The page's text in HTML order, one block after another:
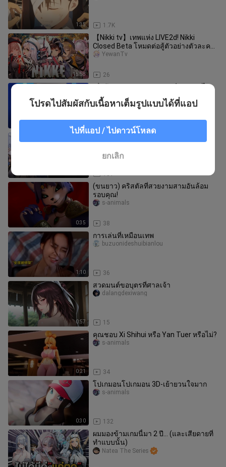
1:35 1.7K
15:58
【Nikki tv】เทพแห่ง LIVE2d! Nikki
Closed Beta โหมดต่อสู้ตัวอย่างตัวละคร
เต็มรูปแบบ + ตุ๊กตา 3 มิติ + กา
26
YewanTv
เมื่อน้องสาวของคุณสมบูรณ์แบบเกินไป...
｜Mermaze Mermaidz14 แอนิเมชั่น
เกี่ยวกับตุ๊กตานางเงือกเปลี่ยนสีแ
11
zhidawang
[NIKKE TH Creator - โจดันโจว Jodunjo]
Owner Queen of Water DPS
161
NIKKE Fan's GALLERY
0:35
(ขนยาว) คริสตัลที่สวยงามสามอันล้อม
รอบคุณ!
38
s-animals
1:10
การเล่นที่เหมือนเทพ
36
buzuonideshuibianlou
0:57
สวดมนต์ขอบุตรที่ศาลเจ้า
15
dalangdexiwang
0:21
คุณชอบ Xi Shihui หรือ Yan Tuer หรือไม่?
34
s-animals
0:30
โปเกมอนโปเกมอน 3D-เย้ายวนใจมาก
132
s-animals
ผมมองข้ามเกมนี้มา 2 ปี... (และเสียดายที่
ทำแบบนั้น)
Natea The Series
โปรดไปสัมผัสกับเนื้อหาเต็มรูปแบบได้ที่แอป
ไปที่แอป / ไปดาวน์โหลด
ยกเลิก